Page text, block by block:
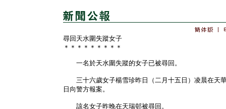
尋回天水圍失蹤女子
＊＊＊＊＊＊＊＊＊
一名於天水圍失蹤的女子已被尋回。
三十六歲女子楊雪珍昨日（二月十五日）凌晨在天
日向警方報案。
該名女子昨晚在天瑞邨被尋回。